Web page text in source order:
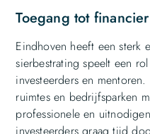
Toegang tot
Eindhoven heeft een sterk
sierbestrating speelt een
investeerders en
ruimtes en bedrijfsparken
professionele en